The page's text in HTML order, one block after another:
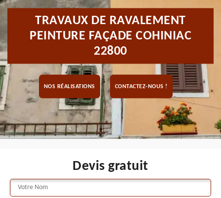
TRAVAUX DE RAVALEMENT
PEINTURE FAÇADE COHINIAC
22800
NOS RÉALISATIONS CONTACTEZ-NOUS !
Devis gratuit